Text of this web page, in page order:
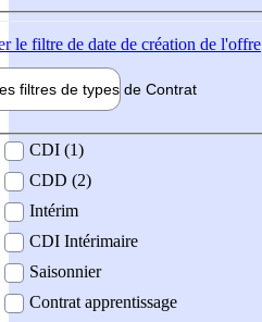
le filtre de date de création de l'offre
filtres de types de Contrat
contrat
CDI (1)
CDD (2)
Intérim
CDI Intérimaire
Saisonnier
Contrat apprentissage